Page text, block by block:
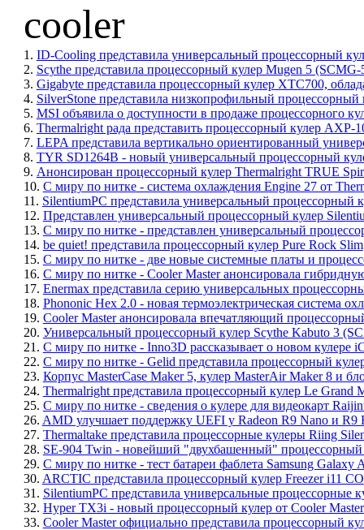
cooler
1. ID-Cooling представила универсальный процессорный
2. Scythe представила процессорный кулер Mugen 5
3. Gigabyte представила процессорный кулер XTC700,
4. SilverStone представила низкопрофильный
5. MSI объявила о доступности в продаже процессорного
6. Thermalright рада представить процессорный кулер AXP-
7. LEPA представила вертикально ориентированный
8. TYR SD1264B - новый универсальный процессорный
9. Анонсирован процессорный кулер Thermalright TRUE
10. С миру по нитке - система охлаждения Engine 27 от
11. SilentiumPC представила универсальный процессорный
12. Представлен универсальный процессорный кулер
13. С миру по нитке - представлен универсальный
14. be quiet! представила процессорный кулер Pure Rock Slim
15. С миру по нитке - две новые системные платы и
16. С миру по нитке - Cooler Master анонсировала
17. Enermax представила серию универсальных
18. Phononic Hex 2.0 - новая термоэлектрическая система
19. Cooler Master анонсировала впечатляющий
20. Универсальный процессорный кулер Scythe Kabuto 3
21. С миру по нитке - Inno3D рассказывает о новом
22. С миру по нитке - Gelid представила процессорный
23. Корпус MasterCase Maker 5, кулер MasterAir Maker 8 и
24. Thermalright представила процессорный кулер Le Grand
25. С миру по нитке - сведения о кулере для видеокарт
26. AMD улучшает поддержку UEFI у Radeon R9 Nano и
27. Thermaltake представила процессорные кулеры Riing
28. SE-904 Twin - новейший "двухбашенный" процессорный
29. С миру по нитке - тест батареи фаблета Samsung
30. ARCTIC представила процессорный кулер Freezer i11 CO
31. SilentiumPC представила универсальные процессорные
32. Hyper TX3i - новый процессорный кулер от Cooler Master
33. Cooler Master официально представила процессорный